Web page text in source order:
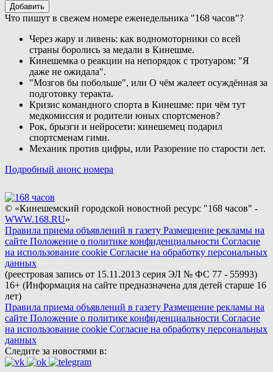
Добавить
Что пишут в свежем номере еженедельника "168 часов"?
Через жару и ливень: как водномоторники со всей
страны боролись за медали в Кинешме.
Кинешемка о реакции на непорядок с тротуаром: "Я
даже не ожидала".
"Мозгов бы побольше", или О чём жалеет осуждённая за
подготовку теракта.
Кризис командного спорта в Кинешме: при чём тут
медкомиссия и родители юных спортсменов?
Рок, брызги и нейросети: кинешемец подарил
спортсменам гимн.
Механик против цифры, или Разорение по старости лет.
Подробный анонс номера
© «Кинешемский городской новостной ресурс "168 часов" -
WWW.168.RU»
Правила приема объявлений в газету Размещение рекламы на
сайте Положение о политике конфиденциальности Согласие
на использование cookie Согласие на обработку персональных
данных
(реестровая запись от 15.11.2013 серия ЭЛ № ФС 77 - 55993)
16+ (Информация на сайте предназначена для детей старше 16
лет)
Правила приема объявлений в газету Размещение рекламы на
сайте Положение о политике конфиденциальности Согласие
на использование cookie Согласие на обработку персональных
данных
Следите за новостями в: